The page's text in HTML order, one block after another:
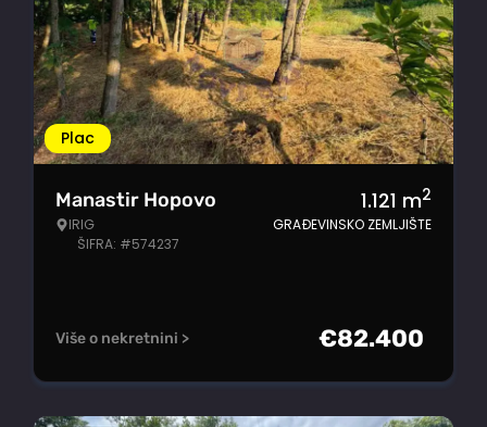
Plac
Manastir Hopovo
IRIG
ŠIFRA: #574237
1.121 m2
GRAĐEVINSKO ZEMLJIŠTE
Više o nekretnini > €82.400